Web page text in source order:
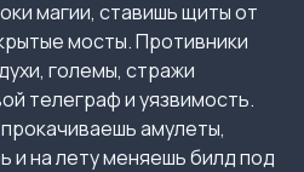
магии, ставишь щиты от
мосты. Противники
големы, стражи
телеграф и уязвимость.
амулеты,
и на лету меняешь билд под